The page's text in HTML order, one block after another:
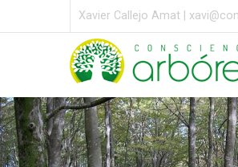
Xavier Callejo Amat |